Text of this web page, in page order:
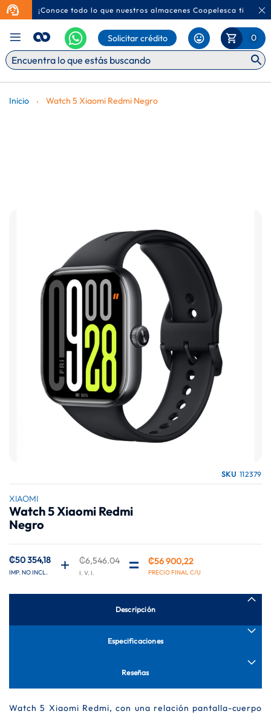
¡Conoce todo lo que nuestros almacenes Coopelesca tienen
Mi
0
Solicitar crédito
Inicio Watch 5 Xiaomi Redmi Negro
SKU 112379
XIAOMI
Watch 5 Xiaomi Redmi
Negro
₡56 900,22
₡6,546.04
₡50 354,18
imágenes
comienzo
de
la
galería
imágenes
Descripción
Watch 5 Xiaomi Redmi, con una relación pantalla-cuerpo
Especificaciones
Reseñas